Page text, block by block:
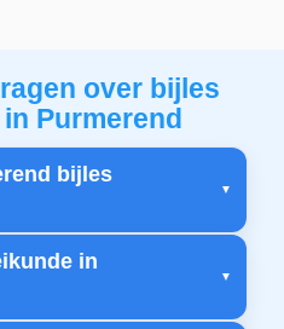
over bijles
Purmerend
bijles
in